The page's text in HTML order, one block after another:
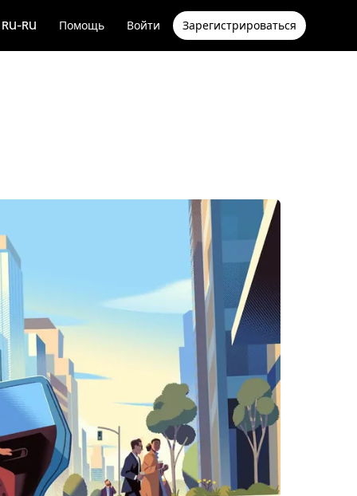
RU-RU Помощь Войти Зарегистрироваться